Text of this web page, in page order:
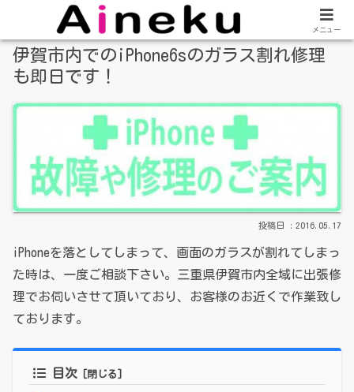
伊賀市内でのiPhone6sのガラス割れ修理
も即日です！
2016.05.17
iPhoneを落としてしまって、画面のガラスが割れてしまっ
た時は、一度ご相談下さい。三重県伊賀市内全域に出張修
理でお伺いさせて頂いており、お客様のお近くで作業致し
ております。
目次
メニュー